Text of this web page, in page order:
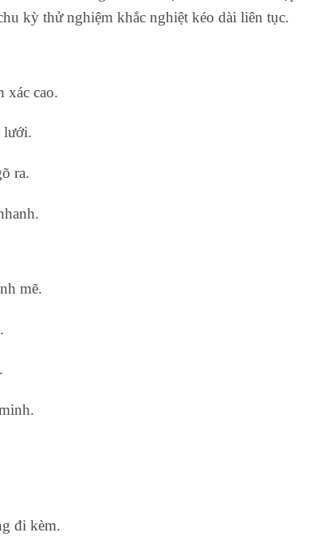
kỳ thử nghiệm khắc nghiệt kéo dài liên tục.
xác cao.
lưới.
ra.
mẽ.
đi kèm.